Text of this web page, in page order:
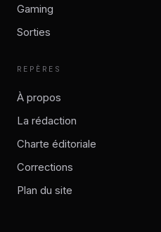
Gaming
Sorties
REPÈRES
À propos
La rédaction
Charte éditoriale
Corrections
Plan du site